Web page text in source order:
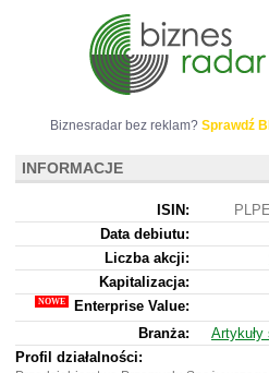
Biznesradar bez reklam? Sprawdź
INFORMACJE
ISIN:
Data debiutu:
Liczba akcji:
Kapitalizacja:
Enterprise Value:
Branża:
Profil działalności: